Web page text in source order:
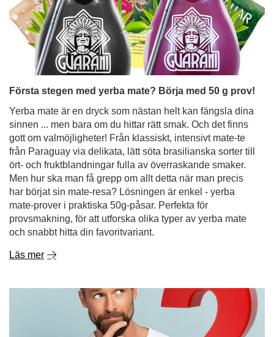
Yerba mate är en dryck som nästan helt kan fängsla dina
sinnen ... men bara om du hittar rätt smak. Och det finns
gott om valmöjligheter! Från klassiskt, intensivt mate-te
från Paraguay via delikata, lätt söta brasilianska sorter till
ört- och fruktblandningar fulla av överraskande smaker.
har börjat sin mate-resa? Lösningen är enkel - yerba
mate-prover i praktiska 50g-påsar. Perfekta för
provsmakning, för att utforska olika typer av yerba mate
och snabbt hitta din favoritvariant.
Läs mer